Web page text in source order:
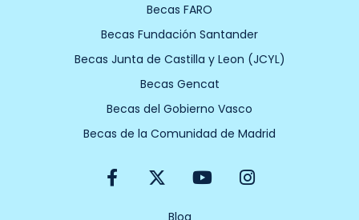
Becas FARO
Becas Fundación Santander
Becas Junta de Castilla y Leon (JCYL)
Becas Gencat
Becas del Gobierno Vasco
Becas de la Comunidad de Madrid
F
a
X
-
Y
o
I
n